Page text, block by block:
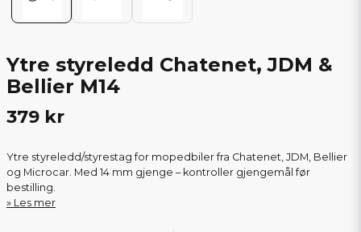
Ytre styreledd Chatenet, JDM &
Bellier M14
379 kr
Ytre styreledd/styrestag for mopedbiler fra Chatenet, JDM, Bellier
og Microcar. Med 14 mm gjenge – kontroller gjengemål før
bestilling.
Les mer